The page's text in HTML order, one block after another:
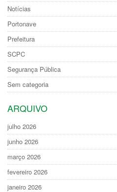
Notícias
Portonave
Prefeitura
SCPC
Segurança Pública
Sem categoria
ARQUIVO
julho 2026
junho 2026
março 2026
fevereiro 2026
janeiro 2026